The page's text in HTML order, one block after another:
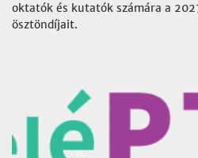
oktatók és kutatók számára a
ösztöndíjait.